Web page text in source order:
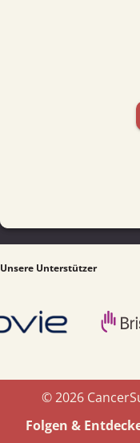
Unsere Unterstützer
© 2026
Folgen &